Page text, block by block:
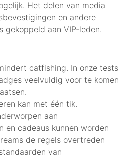
Het delen van media
en andere
gekoppeld aan VIP-leden.
catfishing. In onze tests
veelvuldig voor te komen
kan met één tik.
aan
en cadeaus kunnen worden
de regels overtreden
van